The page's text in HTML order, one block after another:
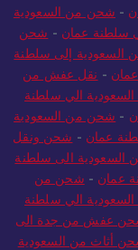
- شحن من السعودية
سلطنة عمان - شحن
إلى سلطنة
- نقل عفش من
الي سلطنة
- شحن من السعودية
عمان - شحن ونقل
الى سلطنة
عمان - شحن من
الي سلطنة
عفش من جدة الى
أثاث من السعودية